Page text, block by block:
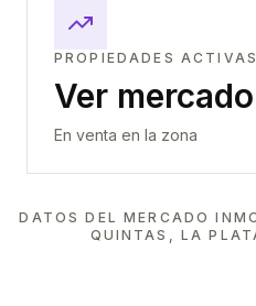
PROPIEDADES ACTIVAS
Ver mercado
En venta en la zona
DATOS DEL MERCADO
QUINTAS, LA